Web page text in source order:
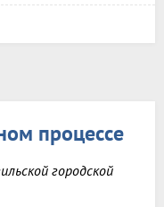
процессе
городской